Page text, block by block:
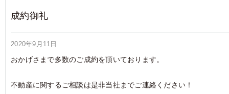
成約御礼
2020年9月11日
おかげさまで多数のご成約を頂いております。
不動産に関するご相談は是非当社までご連絡ください！